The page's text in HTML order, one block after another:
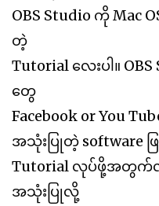
OBS Studio ကို Mac
တဲ့
Tutorial လေးပါ။
တွေ
Facebook or You
အသုံးပြုတဲ့ software
Tutorial လုပ်ဖို့အတွက်လဲ
အသုံးပြုလို့